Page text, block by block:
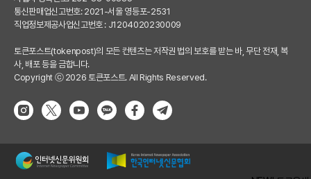
통신판매업신고번호: 2021-서울 영등포-2531
직업정보제공사업신고번호 : J1204020230009
토큰포스트(tokenpost)의 모든 컨텐츠는 저작권 법의 보호를 받는 바, 무단 전재, 복
사, 배포 등을 금합니다.
Copyright ⓒ 2026 토큰포스트. All Rights Reserved.